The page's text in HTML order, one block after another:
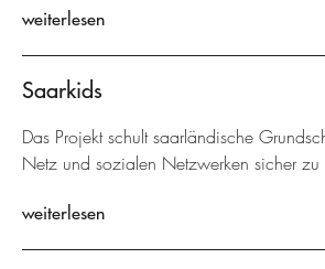
weiterlesen
Saarkids
Das Projekt schult saarländische
Netz und sozialen Netzwerken sicher
weiterlesen